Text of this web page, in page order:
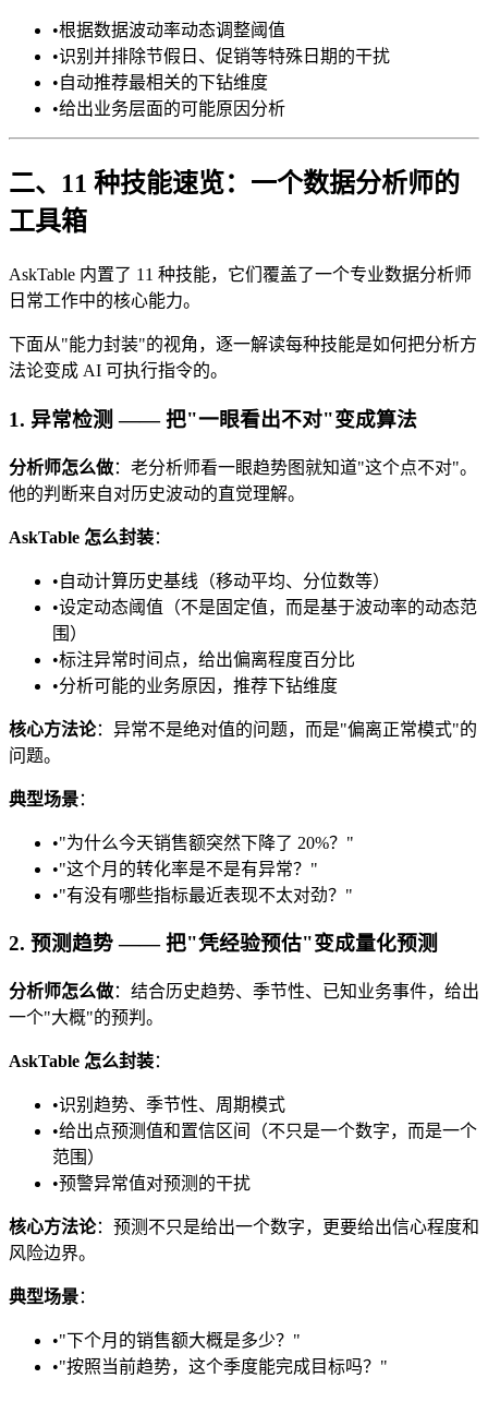
•根据数据波动率动态调整阈值
•识别并排除节假日、促销等特殊日期的干扰
•自动推荐最相关的下钻维度
•给出业务层面的可能原因分析
二、11 种技能速览：一个数据分析师的
工具箱
AskTable 内置了 11 种技能，它们覆盖了一个专业数据分析师
日常工作中的核心能力。
下面从"能力封装"的视角，逐一解读每种技能是如何把分析方
法论变成 AI 可执行指令的。
1. 异常检测 —— 把"一眼看出不对"变成算法
分析师怎么做：老分析师看一眼趋势图就知道"这个点不对"。
他的判断来自对历史波动的直觉理解。
AskTable 怎么封装：
•自动计算历史基线（移动平均、分位数等）
•设定动态阈值（不是固定值，而是基于波动率的动态范
围）
•标注异常时间点，给出偏离程度百分比
•分析可能的业务原因，推荐下钻维度
核心方法论：异常不是绝对值的问题，而是"偏离正常模式"的
问题。
典型场景：
•"为什么今天销售额突然下降了 20%？"
•"这个月的转化率是不是有异常？"
•"有没有哪些指标最近表现不太对劲？"
2. 预测趋势 —— 把"凭经验预估"变成量化预测
分析师怎么做：结合历史趋势、季节性、已知业务事件，给出
一个"大概"的预判。
AskTable 怎么封装：
•识别趋势、季节性、周期模式
•给出点预测值和置信区间（不只是一个数字，而是一个
范围）
•预警异常值对预测的干扰
核心方法论：预测不只是给出一个数字，更要给出信心程度和
风险边界。
典型场景：
•"下个月的销售额大概是多少？"
•"按照当前趋势，这个季度能完成目标吗？"